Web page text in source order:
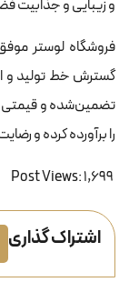
و زیبایی و جذابیت
فروشگاه لوستر
گسترش خط تولید و
تضمین‌شده و قیمتی
را برآورده کرده و
Post Views:1,699
اشتراک گذاری